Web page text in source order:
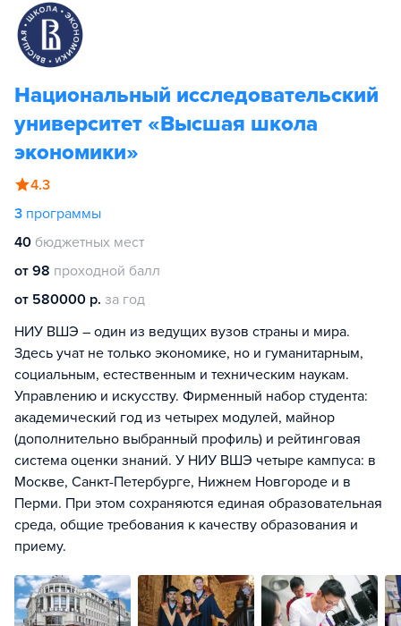
Национальный исследовательский
университет «Высшая школа
экономики»
4.3
3 программы
40 бюджетных мест
от 98 проходной балл
от 580000 р. за год
НИУ ВШЭ – один из ведущих вузов страны и мира.
Здесь учат не только экономике, но и гуманитарным,
социальным, естественным и техническим наукам.
Управлению и искусству. Фирменный набор студента:
академический год из четырех модулей, майнор
(дополнительно выбранный профиль) и рейтинговая
система оценки знаний. У НИУ ВШЭ четыре кампуса: в
Москве, Санкт-Петербурге, Нижнем Новгороде и в
Перми. При этом сохраняются единая образовательная
среда, общие требования к качеству образования и
приему.